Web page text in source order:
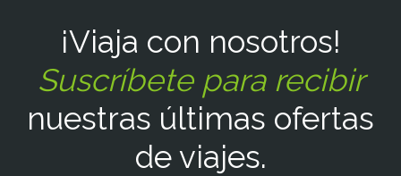
¡Viaja con nosotros!
Suscríbete para recibir
nuestras últimas ofertas
de viajes.